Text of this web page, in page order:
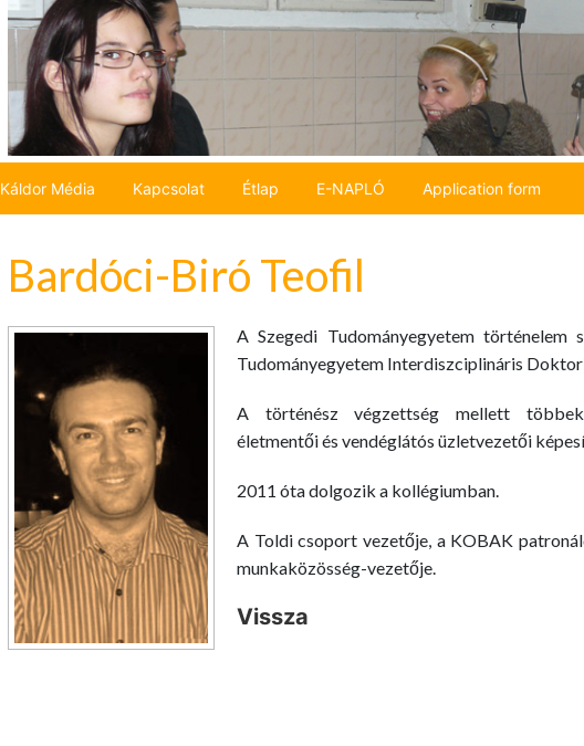
Káldor Média Kapcsolat Étlap E-NAPLÓ Application form
Bardóci-Biró Teofil
A Szegedi Tudományegyetem történelem
Tudományegyetem Interdiszciplináris
A történész végzettség mellett
életmentői és vendéglátós üzletvezetői
2011 óta dolgozik a kollégiumban.
A Toldi csoport vezetője, a KOBAK
munkaközösség-vezetője.
Vissza